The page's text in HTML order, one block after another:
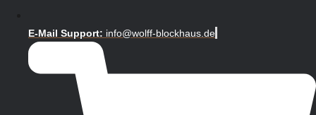
E-Mail Support: info@wolff-blockhaus.de